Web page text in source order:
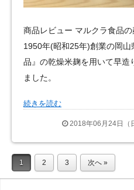
商品レビュー マルクラ食品
1950年(昭和25年)創業の岡
品』の乾燥米麹を用いて早造
ました。
続きを読む
2018年06月24日（
1 2 3 次へ »